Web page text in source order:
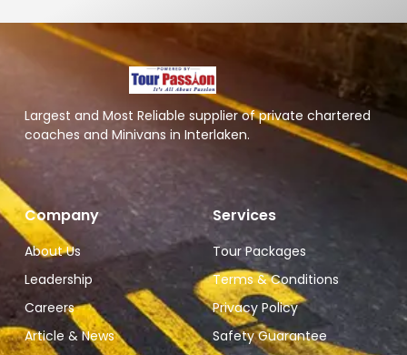
Largest and Most Reliable supplier of private chartered
coaches and Minivans in Interlaken.
Company
About Us
Leadership
Careers
Article & News
Services
Tour Packages
Terms & Conditions
Privacy Policy
Safety Guarantee